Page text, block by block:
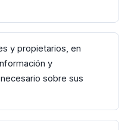
y propietarios, en
y
sobre sus